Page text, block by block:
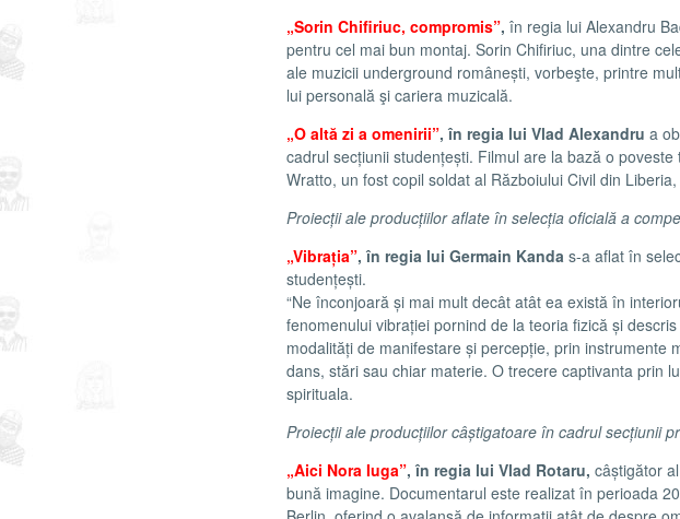
„Sorin Chifiriuc, compromis”, în regia lui Alexandru
pentru cel mai bun montaj. Sorin Chifiriuc, una dintre
ale muzicii underground românești, vorbeşte, printre
lui personală şi cariera muzicală.
„O altă zi a omenirii”, în regia lui Vlad Alexandru a
cadrul secțiunii studențești. Filmul are la bază o
Wratto, un fost copil soldat al Războiului Civil din
Proiecții ale producțiilor aflate în selecția oficială a
„Vibrația”, în regia lui Germain Kanda s-a aflat în
studențești.
“Ne înconjoară și mai mult decât atât ea există în
fenomenului vibrației pornind de la teoria fizică și
modalități de manifestare și percepție, prin instrumente
dans, stări sau chiar materie. O trecere captivanta prin
spirituala.
Proiecții ale producțiilor câștigatoare în cadrul secțiunii
„Aici Nora Iuga”, în regia lui Vlad Rotaru, câștigător
bună imagine. Documentarul este realizat în perioada